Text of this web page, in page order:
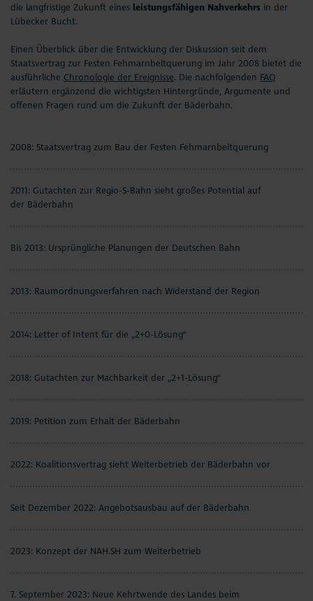
#StrandMomente
Business
die langfristige Zukunft eines leistungsfähigen Nahverkehrs in der
Lübecker Bucht.
Einen Überblick über die Entwicklung der Diskussion seit dem
Staatsvertrag zur Festen Fehmarnbeltquerung im Jahr 2008 bietet die
ausführliche Chronologie der Ereignisse. Die nachfolgenden FAQ
erläutern ergänzend die wichtigsten Hintergründe, Argumente und
offenen Fragen rund um die Zukunft der Bäderbahn.
2008: Staatsvertrag zum Bau der Festen Fehmarnbeltquerung
2011: Gutachten zur Regio-S-Bahn sieht großes Potential auf
der Bäderbahn
Bis 2013: Ursprüngliche Planungen der Deutschen Bahn
2013: Raumordnungsverfahren nach Widerstand der Region
2014: Letter of Intent für die „2+0-Lösung“
2018: Gutachten zur Machbarkeit der „2+1-Lösung“
2019: Petition zum Erhalt der Bäderbahn
2022: Koalitionsvertrag sieht Weiterbetrieb der Bäderbahn vor
Seit Dezember 2022: Angebotsausbau auf der Bäderbahn
2023: Konzept der NAH.SH zum Weiterbetrieb
7. September 2023: Neue Kehrtwende des Landes beim